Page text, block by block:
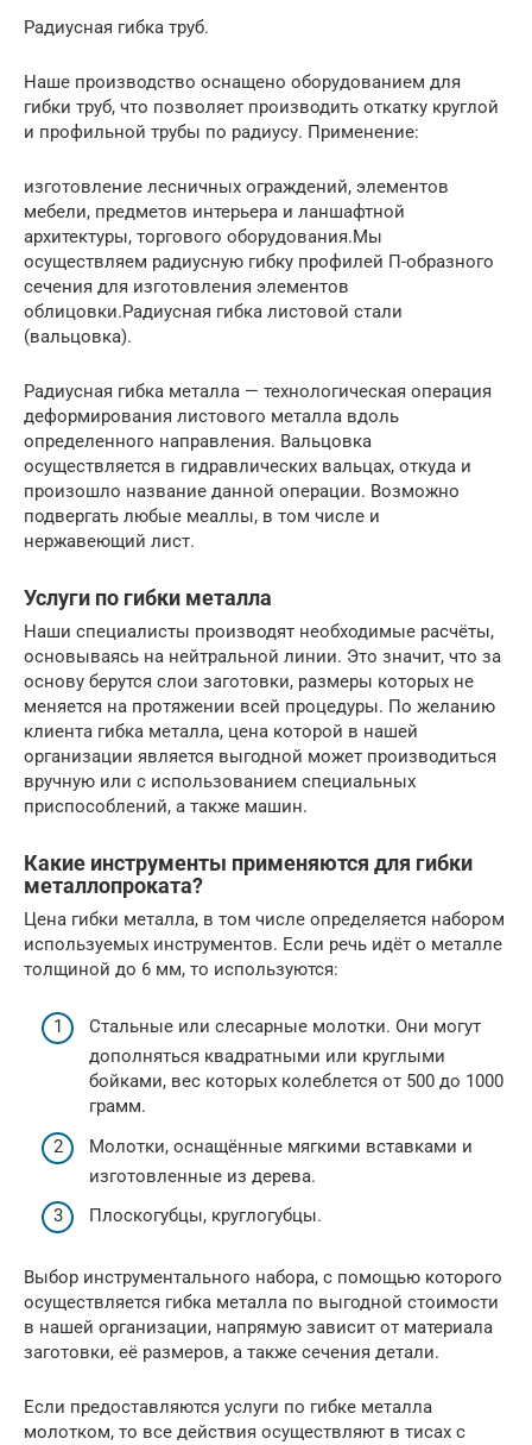
Радиусная гибка труб.
Наше производство оснащено оборудованием для
гибки труб, что позволяет производить откатку круглой
и профильной трубы по радиусу. Применение:
изготовление лесничных ограждений, элементов
мебели, предметов интерьера и ланшафтной
архитектуры, торгового оборудования.Мы
осуществляем радиусную гибку профилей П-образного
сечения для изготовления элементов
облицовки.Радиусная гибка листовой стали
(вальцовка).
Радиусная гибка металла — технологическая операция
деформирования листового металла вдоль
определенного направления. Вальцовка
осуществляется в гидравлических вальцах, откуда и
произошло название данной операции. Возможно
подвергать любые меаллы, в том числе и
нержавеющий лист.
Услуги по гибки металла
Наши специалисты производят необходимые расчёты,
основываясь на нейтральной линии. Это значит, что за
основу берутся слои заготовки, размеры которых не
меняется на протяжении всей процедуры. По желанию
клиента гибка металла, цена которой в нашей
организации является выгодной может производиться
вручную или с использованием специальных
приспособлений, а также машин.
Какие инструменты применяются для гибки
металлопроката?
Цена гибки металла, в том числе определяется набором
используемых инструментов. Если речь идёт о металле
толщиной до 6 мм, то используются:
Стальные или слесарные молотки. Они могут
дополняться квадратными или круглыми
бойками, вес которых колеблется от 500 до 1000
грамм.
Молотки, оснащённые мягкими вставками и
изготовленные из дерева.
Плоскогубцы, круглогубцы.
Выбор инструментального набора, с помощью которого
осуществляется гибка металла по выгодной стоимости
в нашей организации, напрямую зависит от материала
заготовки, её размеров, а также сечения детали.
Если предоставляются услуги по гибке металла
молотком, то все действия осуществляют в тисах с